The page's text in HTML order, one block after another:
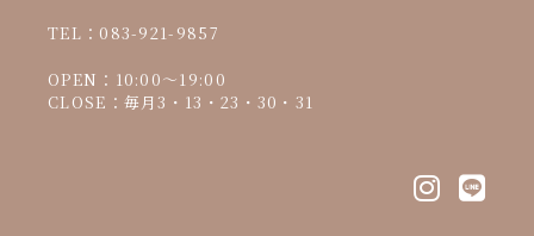
TEL：083-921-9857
OPEN：10:00～19:00
CLOSE：毎月3・13・23・30・31